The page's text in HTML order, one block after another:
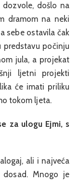
došlo na
dramom na neki
sebe ostavila čak
predstavu počinju
jula, a projekat
ljetni projekti
će imati priliku
tokom ljeta.
za ulogu Ejmi, s
ali i najveća
Mnogo je